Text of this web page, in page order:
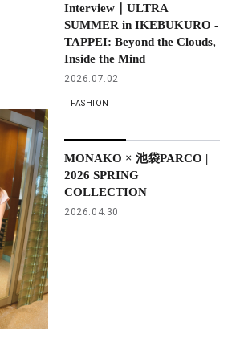
Interview｜ULTRA
SUMMER in IKEBUKURO -
TAPPEI: Beyond the Clouds,
Inside the Mind
2026.07.02
FASHION
MONAKO × 池袋PARCO |
2026 SPRING
COLLECTION
2026.04.30